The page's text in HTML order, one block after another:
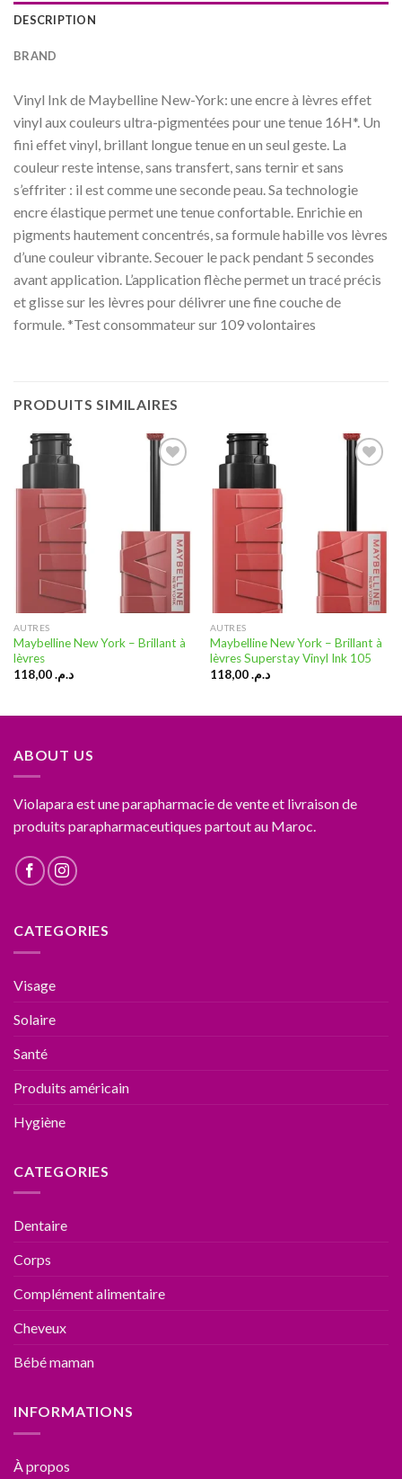
DESCRIPTION
BRAND
Vinyl Ink de Maybelline New-York: une encre à lèvres effet
vinyl aux couleurs ultra-pigmentées pour une tenue 16H*. Un
fini effet vinyl, brillant longue tenue en un seul geste. La
couleur reste intense, sans transfert, sans ternir et sans
s’effriter : il est comme une seconde peau. Sa technologie
encre élastique permet une tenue confortable. Enrichie en
pigments hautement concentrés, sa formule habille vos lèvres
d’une couleur vibrante. Secouer le pack pendant 5 secondes
avant application. L’application flèche permet un tracé précis
et glisse sur les lèvres pour délivrer une fine couche de
formule. *Test consommateur sur 109 volontaires
PRODUITS SIMILAIRES
d’envies
AUTRES
Maybelline New York – Brillant à
lèvres
د.م.118,00
d’envies
AUTRES
Maybelline New York – Brillant à
lèvres Superstay Vinyl Ink 105
د.م.118,00
ABOUT US
Violapara est une parapharmacie de vente et livraison de
produits parapharmaceutiques partout au Maroc.
CATEGORIES
Visage
Solaire
Santé
Produits américain
Hygiène
CATEGORIES
Dentaire
Corps
Complément alimentaire
Cheveux
Bébé maman
INFORMATIONS
À propos